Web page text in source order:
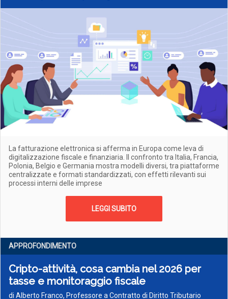
La fatturazione elettronica si afferma in Europa come leva di
digitalizzazione fiscale e finanziaria. Il confronto tra Italia, Francia,
Polonia, Belgio e Germania mostra modelli diversi, tra piattaforme
centralizzate e formati standardizzati, con effetti rilevanti sui
processi interni delle imprese
LEGGI SUBITO
APPROFONDIMENTO
Cripto-attività, cosa cambia nel 2026 per
tasse e monitoraggio fiscale
di Alberto Franco, Professore a Contratto di Diritto Tributario